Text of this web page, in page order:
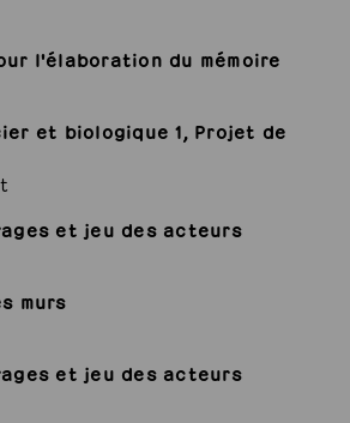
l'élaboration du mémoire
et biologique 1, Projet de
et jeu des acteurs
murs
et jeu des acteurs